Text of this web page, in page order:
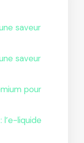
saveur
saveur
pour
liquide